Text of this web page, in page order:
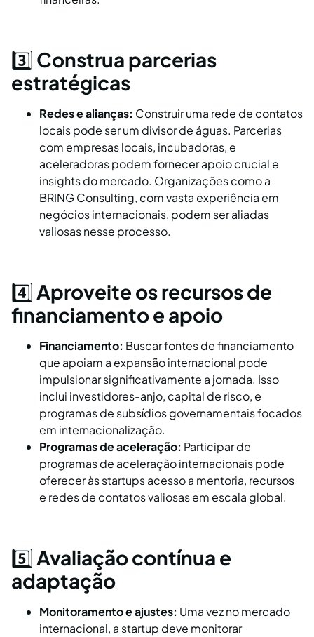
3️⃣ Construa parcerias
estratégicas
Redes e alianças: Construir uma rede de contatos
locais pode ser um divisor de águas. Parcerias
com empresas locais, incubadoras, e
aceleradoras podem fornecer apoio crucial e
insights do mercado. Organizações como a
BRING Consulting, com vasta experiência em
negócios internacionais, podem ser aliadas
valiosas nesse processo.
4️⃣Aproveite os recursos de
financiamento e apoio
Financiamento: Buscar fontes de financiamento
que apoiam a expansão internacional pode
impulsionar significativamente a jornada. Isso
inclui investidores-anjo, capital de risco, e
programas de subsídios governamentais focados
em internacionalização.
Programas de aceleração: Participar de
programas de aceleração internacionais pode
oferecer às startups acesso a mentoria, recursos
e redes de contatos valiosas em escala global.
5️⃣Avaliação contínua e
adaptação
Monitoramento e ajustes: Uma vez no mercado
internacional, a startup deve monitorar